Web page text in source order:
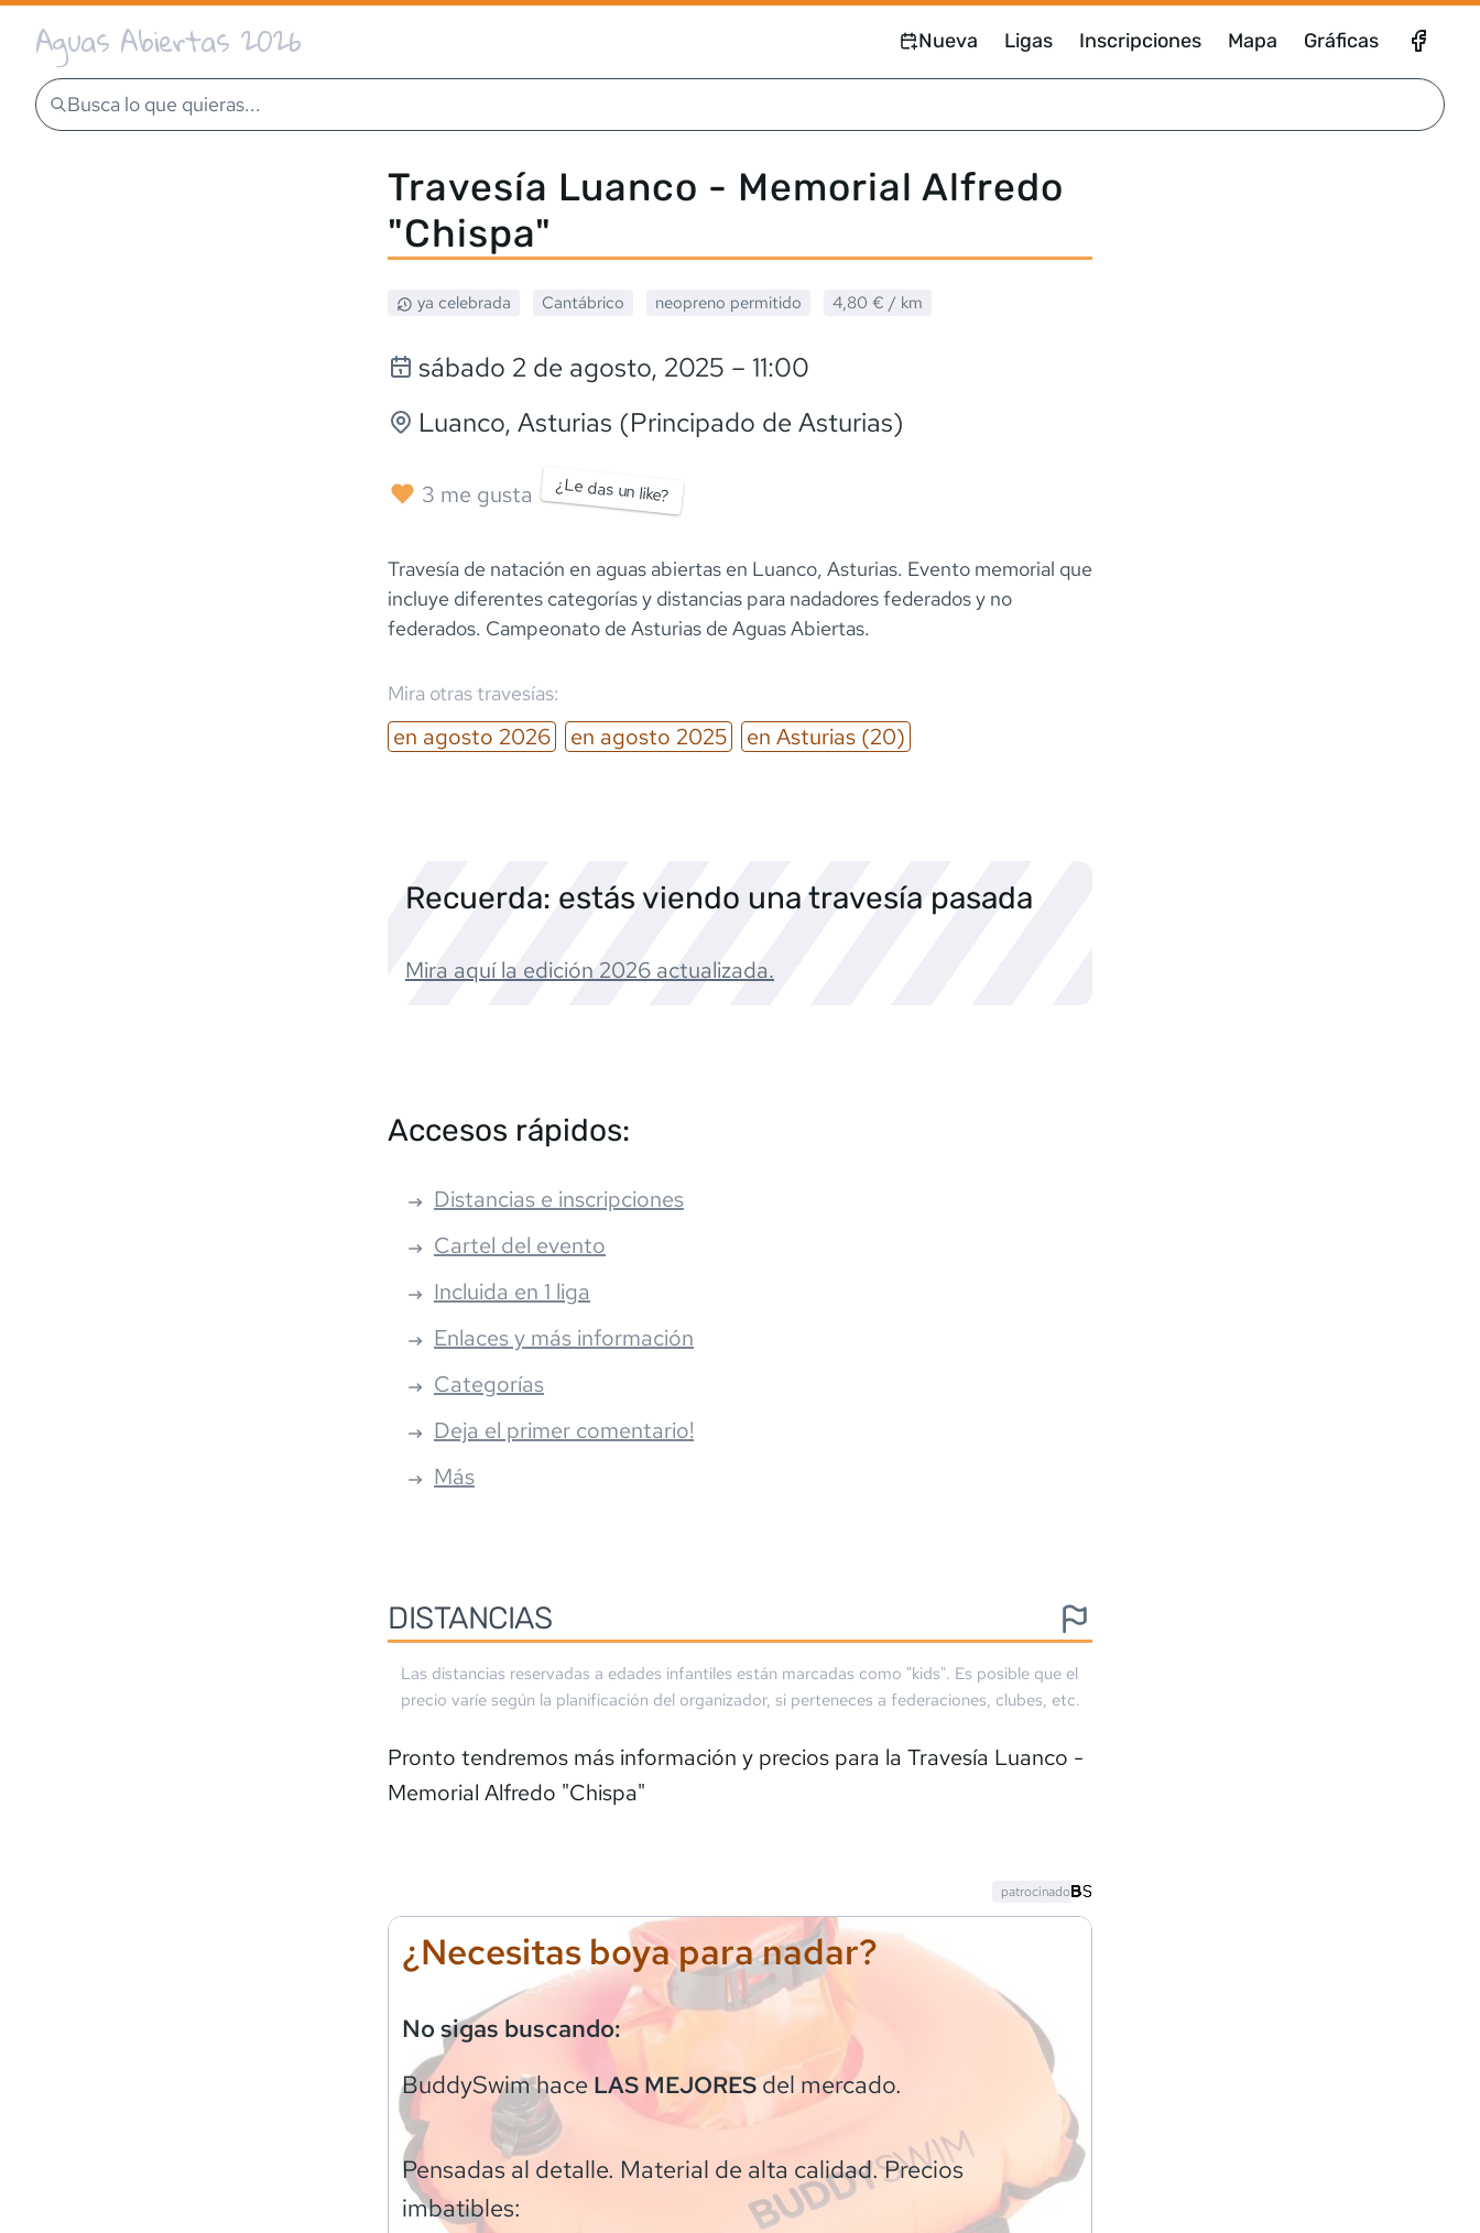
Aguas Abiertas 2026 Nueva Ligas Inscripciones Mapa Gráficas
Busca lo que quieras...
Travesía Luanco - Memorial Alfredo
"Chispa"
ya celebrada Cantábrico neopreno permitido 4,80 € / km
sábado 2 de agosto, 2025 – 11:00
Luanco, Asturias (Principado de Asturias)
3 me gusta ¿Le das un like?
Travesía de natación en aguas abiertas en Luanco, Asturias. Evento memorial que
incluye diferentes categorías y distancias para nadadores federados y no
federados. Campeonato de Asturias de Aguas Abiertas.
Mira otras travesías:
en agosto 2026 en agosto 2025 en Asturias (20)
Recuerda: estás viendo una travesía pasada
Mira aquí la edición 2026 actualizada.
Accesos rápidos:
Distancias e inscripciones
Cartel del evento
Incluida en 1 liga
Enlaces y más información
Categorías
Deja el primer comentario!
Más
DISTANCIAS
Las distancias reservadas a edades infantiles están marcadas como "kids". Es posible que el
precio varíe según la planificación del organizador, si perteneces a federaciones, clubes, etc.
Pronto tendremos más información y precios para la Travesía Luanco -
Memorial Alfredo "Chispa"
¿Necesitas boya para nadar?
No sigas buscando:
BuddySwimhaceLAS MEJORESdel mercado.
Pensadas al detalle. Material de alta calidad. Precios
imbatibles:
patrocinado